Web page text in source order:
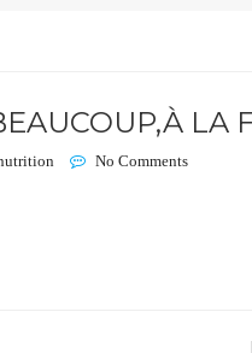
LA
No Comments